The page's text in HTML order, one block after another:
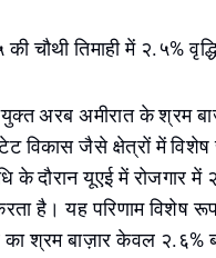
चौथी तिमाही में २.५%
अरब अमीरात के श्रम
विकास जैसे क्षेत्रों में
यूएई में रोजगार में
है। यह परिणाम विशेष
श्रम बाज़ार केवल २.६%